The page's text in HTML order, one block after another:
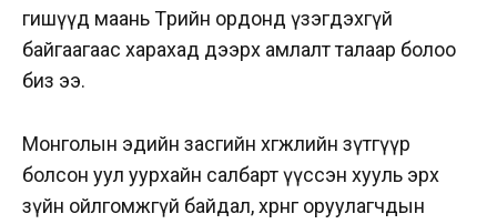
гишүүд маань Төрийн ордонд үзэгдэхгүй
байгаагаас харахад дээрх амлалт талаар болоо
биз ээ.
Монголын эдийн засгийн хөгжлийн зүтгүүр
болсон уул уурхайн салбарт үүссэн хууль эрх
зүйн ойлгомжгүй байдал, хөрөнгө оруулагчдын